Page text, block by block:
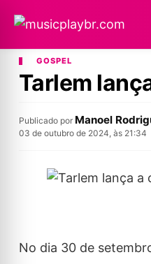
GOSPEL
Tarlem
Publicado por Manoel
03 de outubro de 2024, às 21:34
No dia 30 de